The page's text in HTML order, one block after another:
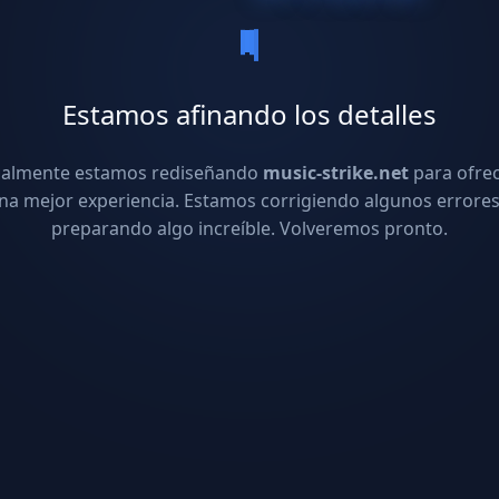
Estamos afinando los detalles
estamos rediseñando music-strike.net para
mejor experiencia. Estamos corrigiendo algunos
preparando algo increíble. Volveremos pronto.